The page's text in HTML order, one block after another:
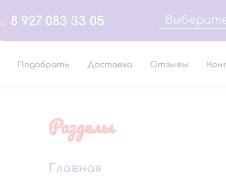
8 927 083 33 05
Подобрать Доставка Отзывы
Разделы
Главная